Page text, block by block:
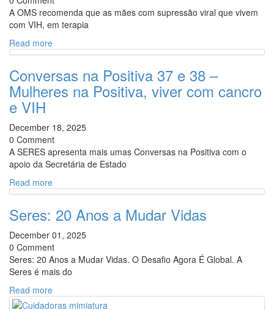
A OMS recomenda que as mães com supressão viral que vivem
com VIH, em terapia
Read more
Conversas na Positiva 37 e 38 –
Mulheres na Positiva, viver com cancro
e VIH
December 18, 2025
0 Comment
A SERES apresenta mais umas Conversas na Positiva com o
apoio da Secretária de Estado
Read more
Seres: 20 Anos a Mudar Vidas
December 01, 2025
0 Comment
Seres: 20 Anos a Mudar Vidas. O Desafio Agora É Global. A
Seres é mais do
Read more